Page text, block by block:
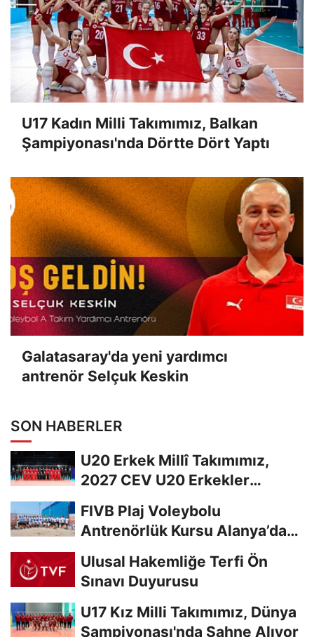
U17 Kadın Milli Takımımız, Balkan
Şampiyonası'nda Dörtte Dört Yaptı
Galatasaray'da yeni yardımcı
antrenör Selçuk Keskin
SON HABERLER
U20 Erkek Millî Takımımız,
2027 CEV U20 Erkekler
FIVB Plaj Voleybolu
Antrenörlük Kursu Alanya’da
Ulusal Hakemliğe Terfi Ön
Sınavı Duyurusu
U17 Kız Milli Takımımız, Dünya
Şampiyonası'nda Sahne Alıyor